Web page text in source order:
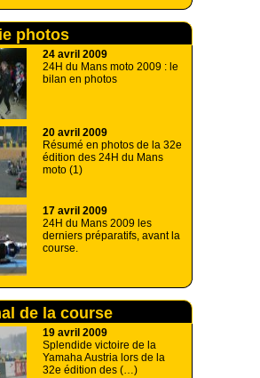
photos
24 avril 2009
24H du Mans moto 2009 : le
bilan en photos
20 avril 2009
Résumé en photos de la 32e
édition des 24H du Mans
moto (1)
17 avril 2009
24H du Mans 2009 les
derniers préparatifs, avant la
course.
de la course
19 avril 2009
Splendide victoire de la
Yamaha Austria lors de la
32e édition des (…)